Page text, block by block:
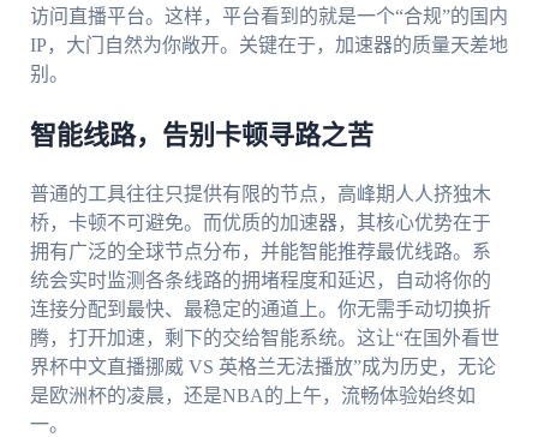
访问直播平台。这样，平台看到的就是一个“合规”的国内
IP，大门自然为你敞开。关键在于，加速器的质量天差地
别。
智能线路，告别卡顿寻路之苦
普通的工具往往只提供有限的节点，高峰期人人挤独木
桥，卡顿不可避免。而优质的加速器，其核心优势在于
拥有广泛的全球节点分布，并能智能推荐最优线路。系
统会实时监测各条线路的拥堵程度和延迟，自动将你的
连接分配到最快、最稳定的通道上。你无需手动切换折
腾，打开加速，剩下的交给智能系统。这让“在国外看世
界杯中文直播挪威 VS 英格兰无法播放”成为历史，无论
是欧洲杯的凌晨，还是NBA的上午，流畅体验始终如
一。